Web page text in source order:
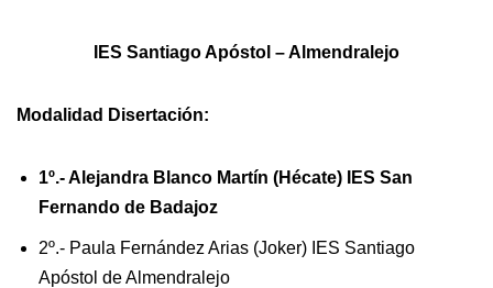
IES Santiago Apóstol – Almendralejo
Modalidad Disertación:
1º.- Alejandra Blanco Martín (Hécate) IES San
Fernando de Badajoz
2º.- Paula Fernández Arias (Joker) IES Santiago
Apóstol de Almendralejo